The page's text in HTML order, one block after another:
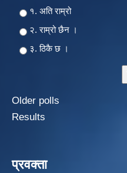
Choices
१. अति राम्रो
२‍‍. राम्रो छैन ।
३. ठिकै छ ।
Older polls
Results
प्रवक्ता